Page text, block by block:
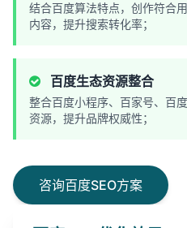
结合百度算法特点，创作符合
内容，提升搜索转化率；
百度生态资源整合
整合百度小程序、百家号、百
资源，提升品牌权威性；
咨询百度SEO方案